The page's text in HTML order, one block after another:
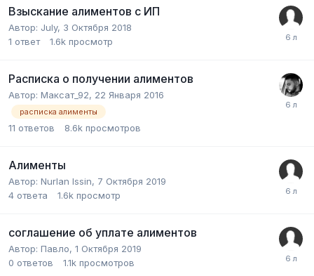
Взыскание алиментов с ИП
Автор: July, 3 Октября 2018
1 ответ 1.6k просмотр
Расписка о получении алиментов
Автор: Максат_92, 22 Января 2016
расписка алименты
11 ответов 8.6k просмотров
Алименты
Автор: Nurlan Issin, 7 Октября 2019
4 ответа 1.6k просмотр
соглашение об уплате алиментов
Автор: Павло, 1 Октября 2019
0 ответов 1.1k просмотров